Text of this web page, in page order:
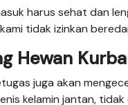
harus sehat dan
tidak izinkan
Hewan
juga akan
kelamin jantan,